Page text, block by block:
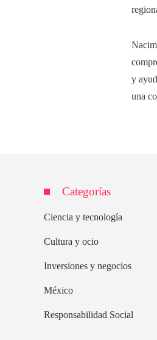
y
una
Categorías
Ciencia y tecnología
Cultura y ocio
Inversiones y negocios
México
Responsabilidad Social